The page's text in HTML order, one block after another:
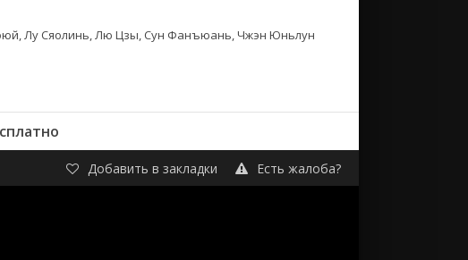
Лу Сяолинь, Лю Цзы, Сун Фанъюань, Чжэн Юньлун
Добавить в закладки Есть жалоба?